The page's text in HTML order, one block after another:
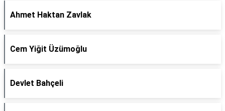
Ahmet Haktan Zavlak
Cem Yiğit Üzümoğlu
Devlet Bahçeli